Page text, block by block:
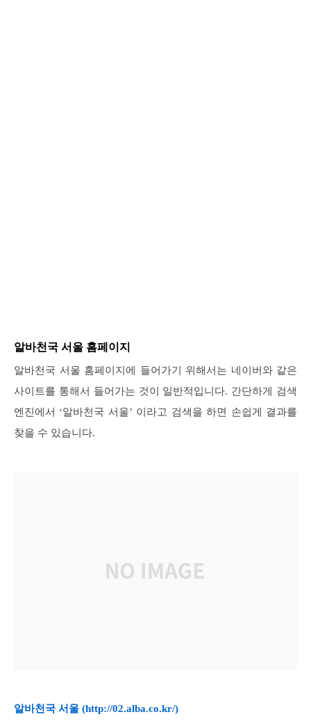
알바천국 서울 홈페이지
알바천국 서울 홈페이지에 들어가기 위해서는 네이버와 같은
사이트를 통해서 들어가는 것이 일반적입니다. 간단하게 검색
엔진에서 ‘알바천국 서울’ 이라고 검색을 하면 손쉽게 결과를
찾을 수 있습니다.
알바천국 서울 (http://02.alba.co.kr/)